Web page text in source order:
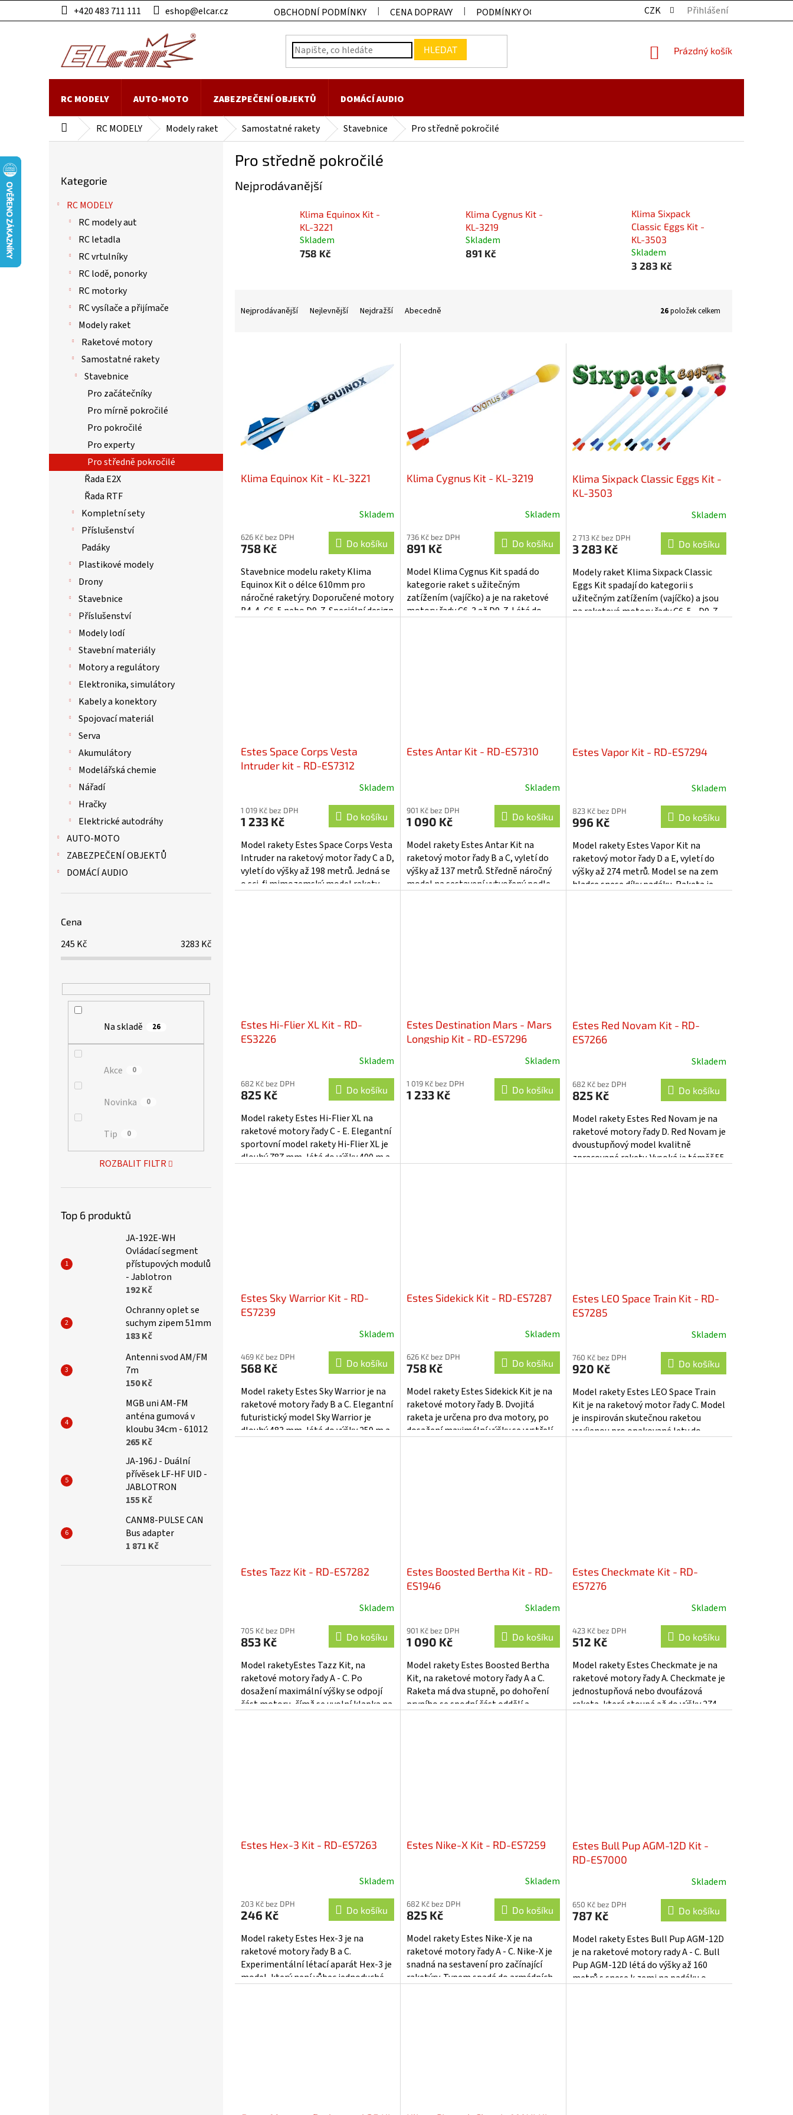
na
+420 483 711 111 eshop@elcar.cz OBCHODNÍ PODMÍNKY CENA DOPRAVY PODMÍNKY OCHRANY OSOBNÍCH ÚDAJŮ KONTAKTY
CZK Přihlášení
HLEDAT
NÁKUPNÍ
Prázdný košík
RC MODELY AUTO-MOTO ZABEZPEČENÍ OBJEKTŮ DOMÁCÍ AUDIO
Domů RC MODELY Modely raket Samostatné rakety Stavebnice Pro středně pokročilé
kategorie
Kategorie
RC MODELY
RC modely aut
RC letadla
RC vrtulníky
RC lodě, ponorky
RC motorky
RC vysílače a přijímače
Modely raket
Raketové motory
Samostatné rakety
Stavebnice
Pro začátečníky
Pro mírně pokročilé
Pro pokročilé
Pro experty
Pro středně pokročilé
Řada E2X
Řada RTF
Kompletní sety
Příslušenství
Padáky
Plastikové modely
Drony
Stavebnice
Příslušenství
Modely lodí
Stavební materiály
Motory a regulátory
Elektronika, simulátory
Kabely a konektory
Spojovací materiál
Serva
Akumulátory
Modelářská chemie
Nářadí
Hračky
Elektrické autodráhy
AUTO-MOTO
ZABEZPEČENÍ OBJEKTŮ
DOMÁCÍ AUDIO
Cena
245 Kč 3283 Kč
Na skladě 26
Akce 0
Novinka 0
Tip 0
ROZBALIT FILTR
Top 6 produktů
JA-192E-WH
Ovládací segment
přístupových modulů
- Jablotron
192 Kč
Ochranny oplet se
suchym zipem 51mm
183 Kč
Antenni svod AM/FM
7m
150 Kč
MGB uni AM-FM
anténa gumová v
kloubu 34cm - 61012
265 Kč
JA-196J - Duální
přívěsek LF-HF UID -
JABLOTRON
155 Kč
CANM8-PULSE CAN
Bus adapter
1 871 Kč
Pro středně pokročilé
Nejprodávanější
Klima Equinox Kit -
KL-3221
Skladem
758 Kč
Klima Cygnus Kit -
KL-3219
Skladem
891 Kč
Klima Sixpack
Classic Eggs Kit -
KL-3503
Skladem
3 283 Kč
Nejprodávanější Nejlevnější Nejdražší Abecedně 26položek celkem
Klima Equinox Kit - KL-3221
produktu
je
3,0
z
5
hvězdiček.
Skladem
626 Kč bez DPH
758 Kč Do košíku
Stavebnice modelu rakety Klima
Equinox Kit o délce 610mm pro
náročné raketýry. Doporučené motory
B4-4, C6-5 nebo D9-7. Speciální design
Klima Cygnus Kit - KL-3219
Skladem
736 Kč bez DPH
891 Kč Do košíku
Model Klima Cygnus Kit spadá do
kategorie raket s užitečným
zatížením (vajíčko) a je na raketové
motory řady C6-3 až D9-7. Létá do
Klima Sixpack Classic Eggs Kit -
KL-3503
Skladem
2 713 Kč bez DPH
3 283 Kč Do košíku
Modely raket Klima Sixpack Classic
Eggs Kit spadají do kategorii s
užitečným zatížením (vajíčko) a jsou
na raketové motory řady C6-5 - D9-7.
Estes Space Corps Vesta
Intruder kit - RD-ES7312
Skladem
1 019 Kč bez DPH
1 233 Kč Do košíku
Model rakety Estes Space Corps Vesta
Intruder na raketový motor řady C a D,
vyletí do výšky až 198 metrů. Jedná se
o sci-fi mimozemský model rakety,
Estes Antar Kit - RD-ES7310
Skladem
901 Kč bez DPH
1 090 Kč Do košíku
Model rakety Estes Antar Kit na
raketový motor řady B a C, vyletí do
výšky až 137 metrů. Středně náročný
model na sestavení vytvořený podle
Estes Vapor Kit - RD-ES7294
Skladem
823 Kč bez DPH
996 Kč Do košíku
Model rakety Estes Vapor Kit na
raketový motor řady D a E, vyletí do
výšky až 274 metrů. Model se na zem
hladce snese díky padáku. Raketa je
Estes Hi-Flier XL Kit - RD-
ES3226
Skladem
682 Kč bez DPH
825 Kč Do košíku
Model rakety Estes Hi-Flier XL na
raketové motory řady C - E. Elegantní
sportovní model rakety Hi-Flier XL je
dlouhý 787 mm, létá do výšky 400 m a
Estes Destination Mars - Mars
Longship Kit - RD-ES7296
Skladem
1 019 Kč bez DPH
1 233 Kč Do košíku
Estes Red Novam Kit - RD-
ES7266
Skladem
682 Kč bez DPH
825 Kč Do košíku
Model rakety Estes Red Novam je na
raketové motory řady D. Red Novam je
dvoustupňový model kvalitně
zpracované rakety. Vysoká je téměř 55
Estes Sky Warrior Kit - RD-
ES7239
Skladem
469 Kč bez DPH
568 Kč Do košíku
Model rakety Estes Sky Warrior je na
raketové motory řady B a C. Elegantní
futuristický model Sky Warrior je
dlouhý 483 mm, létá do výšky 259 m a
Estes Sidekick Kit - RD-ES7287
Skladem
626 Kč bez DPH
758 Kč Do košíku
Model rakety Estes Sidekick Kit je na
raketové motory řady B. Dvojitá
raketa je určena pro dva motory, po
dosažení maximální výšky se vystřelí
Estes LEO Space Train Kit - RD-
ES7285
Skladem
760 Kč bez DPH
920 Kč Do košíku
Model rakety Estes LEO Space Train
Kit je na raketový motor řady C. Model
je inspirován skutečnou raketou
vyvíjenou pro opakované lety do
Estes Tazz Kit - RD-ES7282
Skladem
705 Kč bez DPH
853 Kč Do košíku
Model raketyEstes Tazz Kit, na
raketové motory řady A - C. Po
dosažení maximální výšky se odpojí
část motoru, čímž se uvolní klapka na
Estes Boosted Bertha Kit - RD-
ES1946
Skladem
901 Kč bez DPH
1 090 Kč Do košíku
Model rakety Estes Boosted Bertha
Kit, na raketové motory řady A a C.
Raketa má dva stupně, po dohoření
prvního se spodní část oddělí a
Estes Checkmate Kit - RD-
ES7276
Skladem
423 Kč bez DPH
512 Kč Do košíku
Model rakety Estes Checkmate je na
raketové motory řady A. Checkmate je
jednostupňová nebo dvoufázová
raketa, která stoupá až do výšky 274
Estes Hex-3 Kit - RD-ES7263
Skladem
203 Kč bez DPH
246 Kč Do košíku
Model rakety Estes Hex-3 je na
raketové motory řady B a C.
Experimentální létací aparát Hex-3 je
model, který není vůbec jednoduché
Estes Nike-X Kit - RD-ES7259
Skladem
682 Kč bez DPH
825 Kč Do košíku
Model rakety Estes Nike-X je na
raketové motory řady A - C. Nike-X je
snadná na sestavení pro začínající
raketýry. Typem spadá do armádních
Estes Bull Pup AGM-12D Kit -
RD-ES7000
Skladem
650 Kč bez DPH
787 Kč Do košíku
Model rakety Estes Bull Pup AGM-12D
je na raketové motory rady A - C. Bull
Pup AGM-12D létá do výšky až 160
metrů s snese k zemi na padáku o